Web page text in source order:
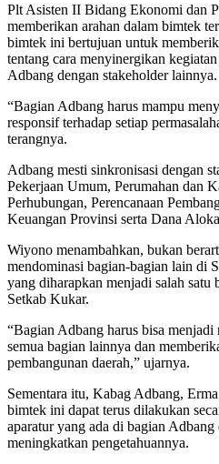
Plt Asisten II Bidang Ekonomi dan
memberikan arahan dalam bimtek
bimtek ini bertujuan untuk
tentang cara menyinergikan
Adbang dengan stakeholder lainnya.
“Bagian Adbang harus mampu
responsif terhadap setiap
terangnya.
Adbang mesti sinkronisasi dengan
Pekerjaan Umum, Perumahan dan
Perhubungan, Perencanaan
Keuangan Provinsi serta Dana
Wiyono menambahkan, bukan
mendominasi bagian-bagian lain di
yang diharapkan menjadi salah satu
Setkab Kukar.
“Bagian Adbang harus bisa
semua bagian lainnya dan
pembangunan daerah,” ujarnya.
Sementara itu, Kabag Adbang,
bimtek ini dapat terus dilakukan
aparatur yang ada di bagian Adbang
meningkatkan pengetahuannya.